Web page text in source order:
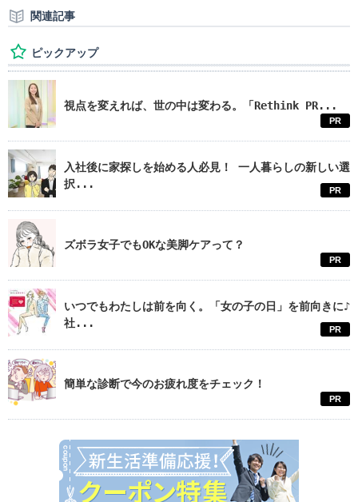
関連記事
ピックアップ
視点を変えれば、世の中は変わる。「Rethink PR...
PR
入社後に家探しを始める人必見！ 一人暮らしの新しい選
択...
PR
ズボラ女子でもOKな美脚ケアって？
PR
いつでもわたしは前を向く。「女の子の日」を前向きに♪
社...
PR
簡単な診断で今のお疲れ度をチェック！
PR